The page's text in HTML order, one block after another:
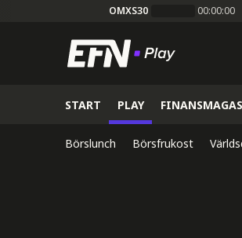
OMXS30 00:00:00
START PLAY
Börslunch Börsfrukost